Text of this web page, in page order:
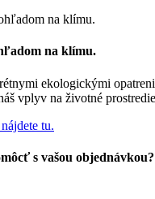
na klímu.
ekologickými
vplyv na životné
tu.
s vašou